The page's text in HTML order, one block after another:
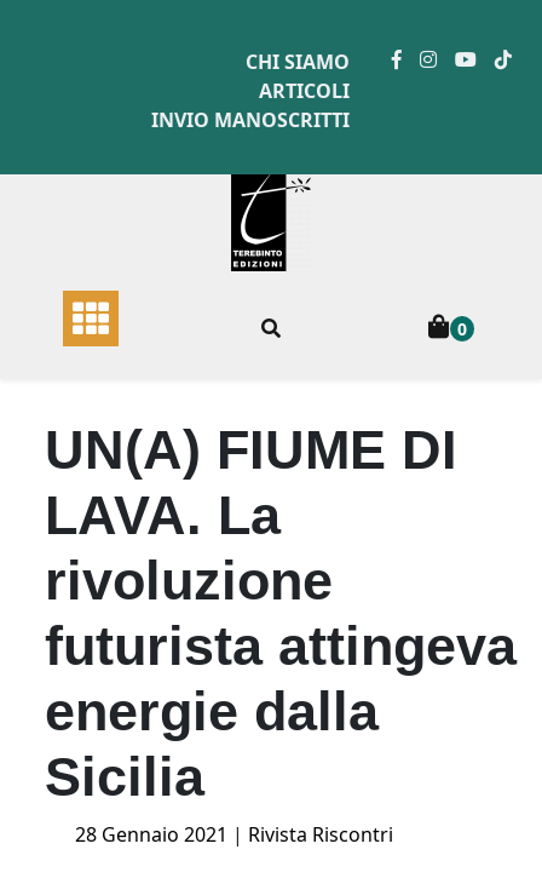
CHI SIAMO
ARTICOLI
INVIO MANOSCRITTI
0
UN(A) FIUME DI
LAVA. La
rivoluzione
futurista attingeva
energie dalla
Sicilia
Posted
28 Gennaio 2021 | Rivista Riscontri